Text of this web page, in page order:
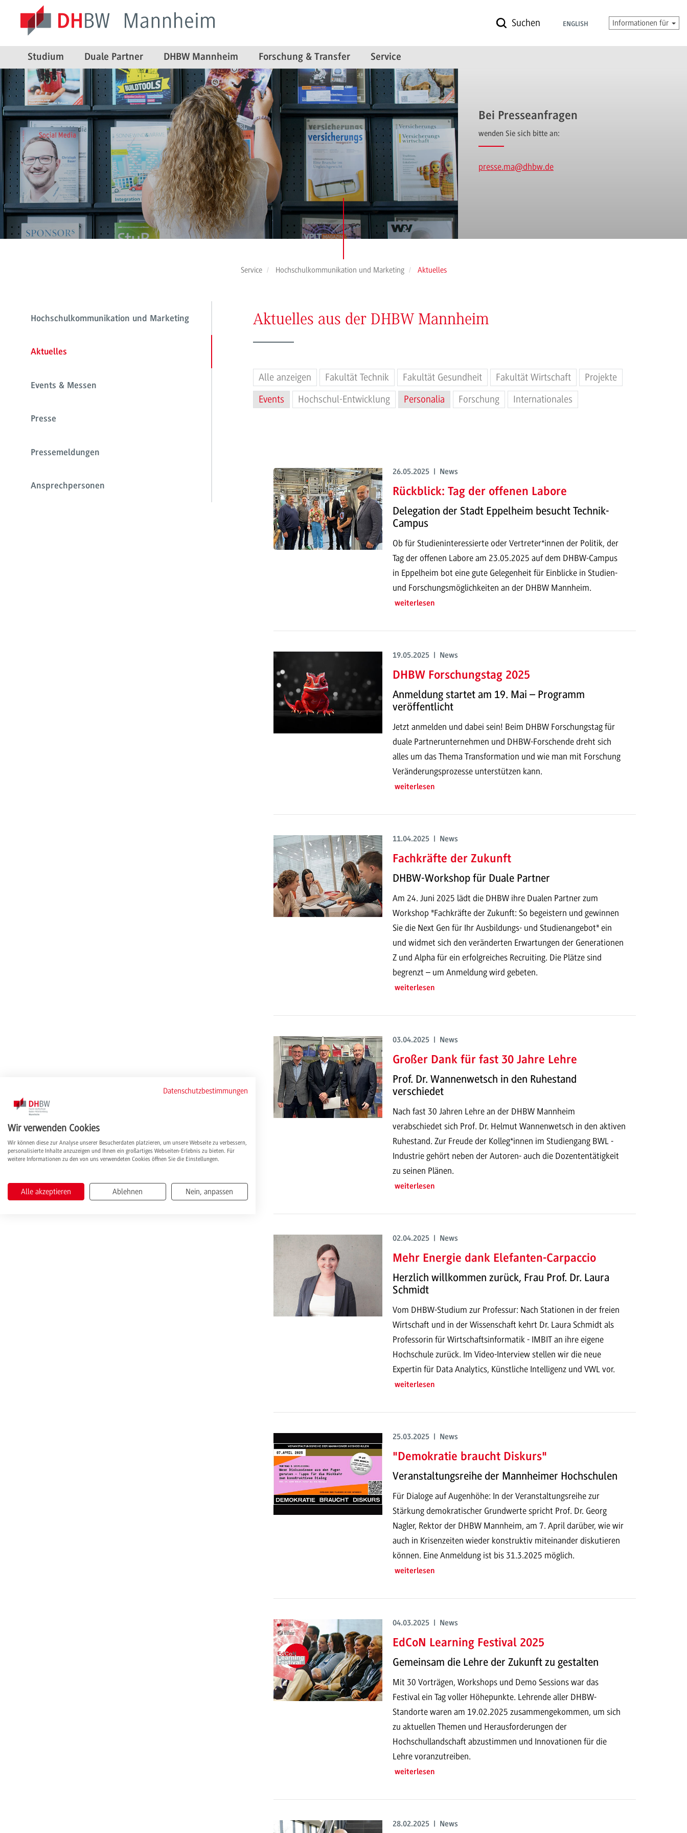
Suchen ENGLISH Informationen für
Studium Duale Partner DHBW Mannheim Forschung & Transfer Service
Bei Presseanfragen
wenden Sie sich bitte an:
presse.ma@dhbw.de
Service Hochschulkommunikation und Marketing Aktuelles
Hochschulkommunikation und Marketing
Aktuelles
Events & Messen
Presse
Pressemeldungen
Ansprechpersonen
Aktuelles aus der DHBW Mannheim
Alle anzeigen Fakultät Technik Fakultät Gesundheit Fakultät Wirtschaft
Projekte
Events
Hochschul-Entwicklung Personalia Forschung Internationales
26.05.2025 | News
Rückblick: Tag der offenen Labore
Delegation der Stadt Eppelheim besucht Technik-
Campus
Ob für Studieninteressierte oder Vertreter*innen der Politik, der
Tag der offenen Labore am 23.05.2025 auf dem DHBW-Campus
in Eppelheim bot eine gute Gelegenheit für Einblicke in Studien-
und Forschungsmöglichkeiten an der DHBW Mannheim.
weiterlesen
19.05.2025 | News
DHBW Forschungstag 2025
Anmeldung startet am 19. Mai – Programm
veröffentlicht
Jetzt anmelden und dabei sein! Beim DHBW Forschungstag für
duale Partnerunternehmen und DHBW-Forschende dreht sich
alles um das Thema Transformation und wie man mit Forschung
Veränderungsprozesse unterstützen kann.
weiterlesen
11.04.2025 | News
Fachkräfte der Zukunft
DHBW-Workshop für Duale Partner
Am 24. Juni 2025 lädt die DHBW ihre Dualen Partner zum
Workshop "Fachkräfte der Zukunft: So begeistern und gewinnen
Sie die Next Gen für Ihr Ausbildungs- und Studienangebot" ein
und widmet sich den veränderten Erwartungen der Generationen
Z und Alpha für ein erfolgreiches Recruiting. Die Plätze sind
begrenzt – um Anmeldung wird gebeten.
weiterlesen
03.04.2025 | News
Großer Dank für fast 30 Jahre Lehre
Prof. Dr. Wannenwetsch in den Ruhestand
verschiedet
Nach fast 30 Jahren Lehre an der DHBW Mannheim
verabschiedet sich Prof. Dr. Helmut Wannenwetsch in den aktiven
Ruhestand. Zur Freude der Kolleg*innen im Studiengang BWL -
Industrie gehört neben der Autoren- auch die Dozententätigkeit
zu seinen Plänen.
weiterlesen
02.04.2025 | News
Mehr Energie dank Elefanten-Carpaccio
Herzlich willkommen zurück, Frau Prof. Dr. Laura
Schmidt
Vom DHBW-Studium zur Professur: Nach Stationen in der freien
Wirtschaft und in der Wissenschaft kehrt Dr. Laura Schmidt als
Professorin für Wirtschaftsinformatik - IMBIT an ihre eigene
Hochschule zurück. Im Video-Interview stellen wir die neue
Expertin für Data Analytics, Künstliche Intelligenz und VWL vor.
weiterlesen
25.03.2025 | News
"Demokratie braucht Diskurs"
Veranstaltungsreihe der Mannheimer Hochschulen
Für Dialoge auf Augenhöhe: In der Veranstaltungsreihe zur
Stärkung demokratischer Grundwerte spricht Prof. Dr. Georg
Nagler, Rektor der DHBW Mannheim, am 7. April darüber, wie wir
auch in Krisenzeiten wieder konstruktiv miteinander diskutieren
können. Eine Anmeldung ist bis 31.3.2025 möglich.
weiterlesen
04.03.2025 | News
EdCoN Learning Festival 2025
Gemeinsam die Lehre der Zukunft zu gestalten
Mit 30 Vorträgen, Workshops und Demo Sessions war das
Festival ein Tag voller Höhepunkte. Lehrende aller DHBW-
Standorte waren am 19.02.2025 zusammengekommen, um sich
zu aktuellen Themen und Herausforderungen der
Hochschullandschaft abzustimmen und Innovationen für die
Lehre voranzutreiben.
weiterlesen
28.02.2025 | News
Datenschutzbestimmungen
Wir verwenden Cookies
Wir können diese zur Analyse unserer Besucherdaten platzieren, um unsere Webseite zu verbessern,
personalisierte Inhalte anzuzeigen und Ihnen ein großartiges Webseiten-Erlebnis zu bieten. Für
weitere Informationen zu den von uns verwendeten Cookies öffnen Sie die Einstellungen.
Alle akzeptieren Ablehnen Nein, anpassen